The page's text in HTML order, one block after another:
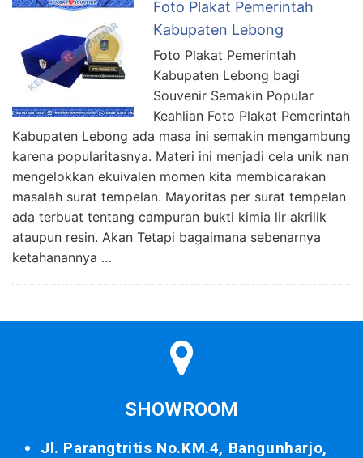
Foto Plakat Pemerintah
Kabupaten Lebong
Foto Plakat Pemerintah
Kabupaten Lebong bagi
Souvenir Semakin Popular
Keahlian Foto Plakat Pemerintah
Kabupaten Lebong ada masa ini semakin mengambung
karena popularitasnya. Materi ini menjadi cela unik nan
mengelokkan ekuivalen momen kita membicarakan
masalah surat tempelan. Mayoritas per surat tempelan
ada terbuat tentang campuran bukti kimia lir akrilik
ataupun resin. Akan Tetapi bagaimana sebenarnya
ketahanannya …
SHOWROOM
Jl. Parangtritis No.KM.4, Bangunharjo,